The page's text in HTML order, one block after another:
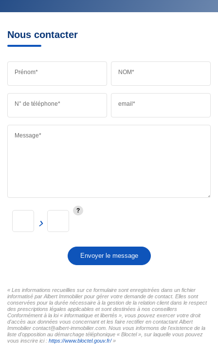
Nous contacter
Prénom* NOM*
N° de téléphone* email*
Message*
Envoyer le message
« Les informations recueillies sur ce formulaire sont enregistrées dans un fichier
informatisé par Albert Immobilier pour gérer votre demande de contact. Elles sont
conservées pour la durée nécessaire à la gestion de la relation client dans le respect
des prescriptions légales applicables et sont destinées à nos conseillers
Conformément à la loi « informatique et libertés », vous pouvez exercer votre droit
d'accès aux données vous concernant et les faire rectifier en contactant Albert
Immobilier contact@albert-immobilier.com. Nous vous informons de l'existence de la
liste d'opposition au démarchage téléphonique « Bloctel », sur laquelle vous pouvez
vous inscrire ici : https://www.bloctel.gouv.fr/»